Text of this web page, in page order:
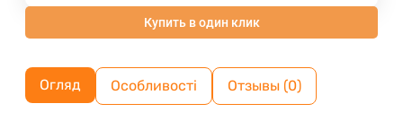
Купить в один клик
Огляд Особливості Отзывы (0)